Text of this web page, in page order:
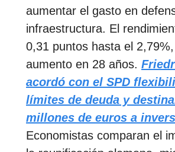
aumentar el gasto en
infraestructura. El
0,31 puntos hasta el
aumento en 28 años.
acordó con el SPD
límites de deuda y
millones de euros a
Economistas comparan el